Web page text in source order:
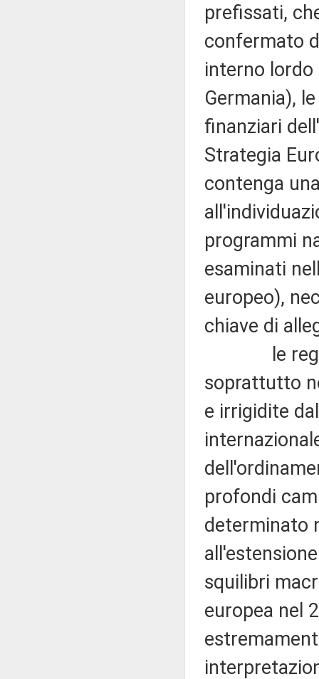
prefissati,
confermato
interno lordo
Germania),
finanziari
Strategia
contenga
programmi
esaminati
europeo),
chiave di
le regole
soprattutto
e irrigidite
profondi
determinato
squilibri
europea nel